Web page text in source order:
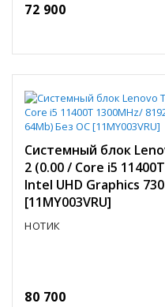
72 900
Системный блок
2 (0.00 / Core i5
Intel UHD Graphics
[11MY003VRU]
НОТИК
80 700